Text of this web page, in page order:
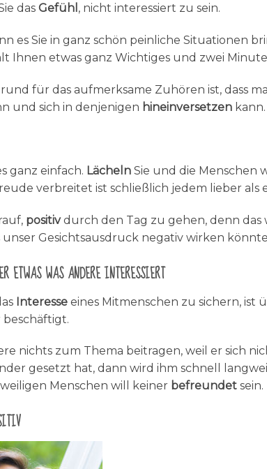
das Gefühl , nicht interessiert zu sein.
es Sie in ganz schön peinliche Situationen
Ihnen etwas ganz Wichtiges und zwei
für das aufmerksame Zuhören ist, dass
und sich in denjenigen hineinversetzen kann.
ganz einfach. Lächeln Sie und die Menschen
verbreitet ist schließlich jedem lieber als
positivdurch den Tag zu gehen, denn
unser Gesichtsausdruck negativ wirken
etwas was andere interessiert
Interesse eines Mitmenschen zu sichern, ist
beschäftigt.
nichts zum Thema beitragen, weil er sich
gesetzt hat, dann wird ihm schnell
Menschen will keiner befreundet sein.